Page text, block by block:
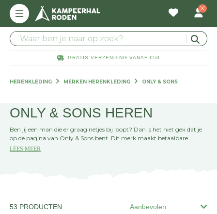
GRATIS VERZENDING VANAF €50
HERENKLEDING MERKEN HERENKLEDING ONLY & SONS
ONLY & SONS HEREN
Ben jij een man die er graag netjes bij loopt? Dan is het niet gek dat je
op de pagina van Only & Sons bent. Dit merk maakt betaalbare
kleding voor modieuze heren van deze tijd. Voor broeken, vesten, truien
LEES MEER
Aanbevolen
53 PRODUCTEN